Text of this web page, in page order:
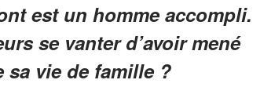
est un homme accompli.
se vanter d’avoir mené
sa vie de famille ?